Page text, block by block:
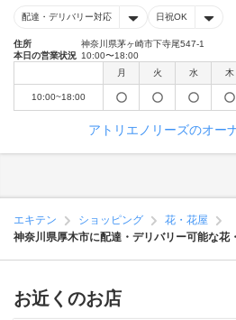
配達・デリバリー対応 日祝OK
住所
神奈川県茅ヶ崎市下寺尾547-1
本日の営業状況 10:00〜18:00
月
火 水 木
10:00~18:00
アトリエノリーズのオー
エキテン ショッピング
花・花屋
神奈川県厚木市に配達・デリバリー可能な花
お近くのお店